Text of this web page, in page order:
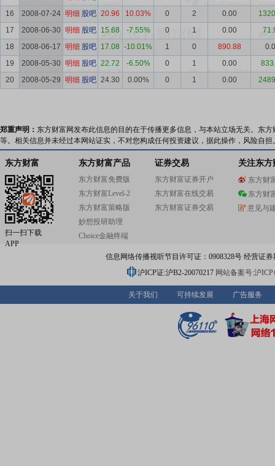
16
2008-07-24 明细 股吧 20.96 10.03% 0 2 0.00
17
2008-06-30 明细 股吧 15.68 -7.55% 0 1 0.00
18
2008-06-17 明细 股吧 17.08 -10.01% 1 0 890.88
19
2008-05-30 明细 股吧 22.72 -6.50% 0 1 0.00
20
2008-05-29 明细 股吧 24.30 0.00% 0 1 0.00
郑重声明： 东方财富网发布此信息的目的在于传播更多信息，与本站立场无关。东
等。相关信息并未经过本网站证实，不对您构成任何投资建议，据此操作，风险自担